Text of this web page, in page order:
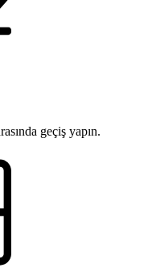
geçiş yapın.